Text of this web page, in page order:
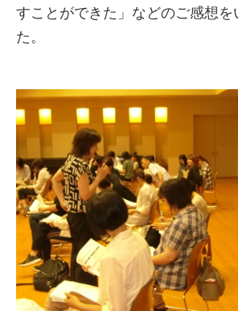
すことができた」などのご感想を
た。